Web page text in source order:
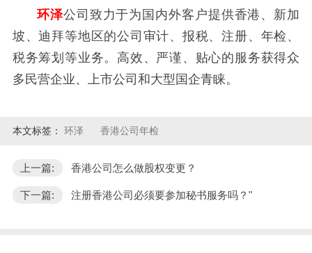
环泽公司致力于为国内外客户提供香港、新加
坡、迪拜等地区的公司审计、报税、注册、年检、
税务筹划等业务。高效、严谨、贴心的服务获得众
多民营企业、上市公司和大型国企青睐。
本文标签： 环泽 香港公司年检
上一篇: 香港公司怎么做股权变更？
下一篇: 注册香港公司必须要参加秘书服务吗？"